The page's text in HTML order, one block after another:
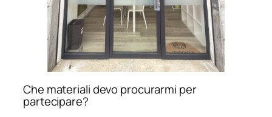
Che materiali devo procurarmi per
partecipare?